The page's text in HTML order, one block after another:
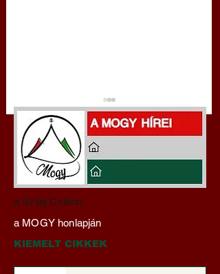
Hajdu Zoltán:
Transzhumanizmus és
technomorál ‒ 21/28.
Rugalmas technomorál:
a Szilaj Csikón
a MOGY honlapján
KIEMELT CIKKEK